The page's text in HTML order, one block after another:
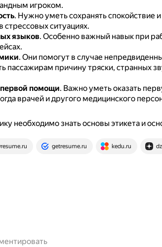
игроком.
. Нужно уметь сохранять спокойствие
стрессовых ситуациях.
языков. Особенно важный навык при
. Они помогут в случае
пассажирам причину тряски, странных
помощи. Важно уметь оказать
врачей и другого медицинского
необходимо знать основы этикета и
getresume.ru kedu.ru